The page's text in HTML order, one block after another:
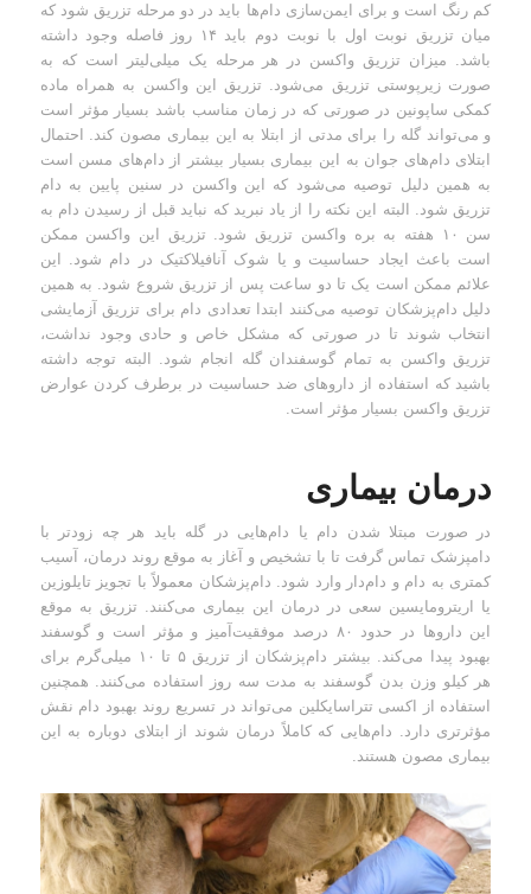
کم رنگ است و برای ایمن‌سازی دام‌ها باید در دو مرحله تزریق شود که
میان تزریق نوبت اول با نوبت دوم باید ۱۴ روز فاصله وجود داشته
باشد. میزان تزریق واکسن در هر مرحله یک میلی‌لیتر است که به
صورت زیرپوستی تزریق می‌شود. تزریق این واکسن به همراه ماده
کمکی ساپونین در صورتی که در زمان مناسب باشد بسیار مؤثر است
و می‌تواند گله را برای مدتی از ابتلا به این بیماری مصون کند. احتمال
ابتلای دام‌های جوان به این بیماری بسیار بیشتر از دام‌های مسن است
به همین دلیل توصیه می‌شود که این واکسن در سنین پایین به دام
تزریق شود. البته این نکته را از یاد نبرید که نباید قبل از رسیدن دام به
سن ۱۰ هفته به بره واکسن تزریق شود. تزریق این واکسن ممکن
است باعث ایجاد حساسیت و یا شوک آنافیلاکتیک در دام شود. این
علائم ممکن است یک تا دو ساعت پس از تزریق شروع شود. به همین
دلیل دام‌پزشکان توصیه می‌کنند ابتدا تعدادی دام برای تزریق آزمایشی
انتخاب شوند تا در صورتی که مشکل خاص و حادی وجود نداشت،
تزریق واکسن به تمام گوسفندان گله انجام شود. البته توجه داشته
باشید که استفاده از داروهای ضد حساسیت در برطرف کردن عوارض
تزریق واکسن بسیار مؤثر است.
درمان بیماری
در صورت مبتلا شدن دام یا دام‌هایی در گله باید هر چه زودتر با
دامپزشک تماس گرفت تا با تشخیص و آغاز به موقع روند درمان، آسیب
کمتری به دام و دام‌دار وارد شود. دام‌پزشکان معمولاً با تجویز تایلوزین
یا اریترومایسین سعی در درمان این بیماری می‌کنند. تزریق به موقع
این داروها در حدود ۸۰ درصد موفقیت‌آمیز و مؤثر است و گوسفند
بهبود پیدا می‌کند. بیشتر دام‌پزشکان از تزریق ۵ تا ۱۰ میلی‌گرم برای
هر کیلو وزن بدن گوسفند به مدت سه روز استفاده می‌کنند. همچنین
استفاده از اکسی تتراسایکلین می‌تواند در تسریع روند بهبود دام نقش
مؤثرتری دارد. دام‌هایی که کاملاً درمان شوند از ابتلای دوباره به این
بیماری مصون هستند.